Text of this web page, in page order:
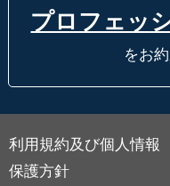
プロフェッ
をお
利用規約及び個人情報
保護方針